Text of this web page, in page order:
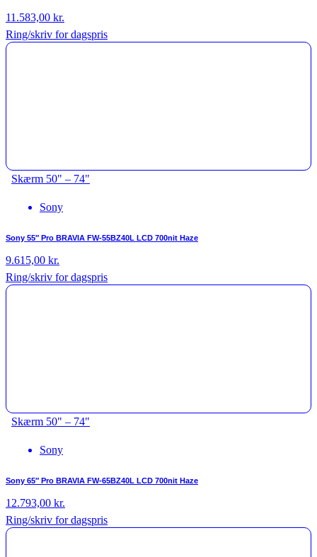
11.583,00 kr.
Ring/skriv for dagspris
Skærm 50" – 74"
Sony
Sony 55″ Pro BRAVIA FW-55BZ40L LCD 700nit Haze
9.615,00 kr.
Ring/skriv for dagspris
Skærm 50" – 74"
Sony
Sony 65″ Pro BRAVIA FW-65BZ40L LCD 700nit Haze
12.793,00 kr.
Ring/skriv for dagspris